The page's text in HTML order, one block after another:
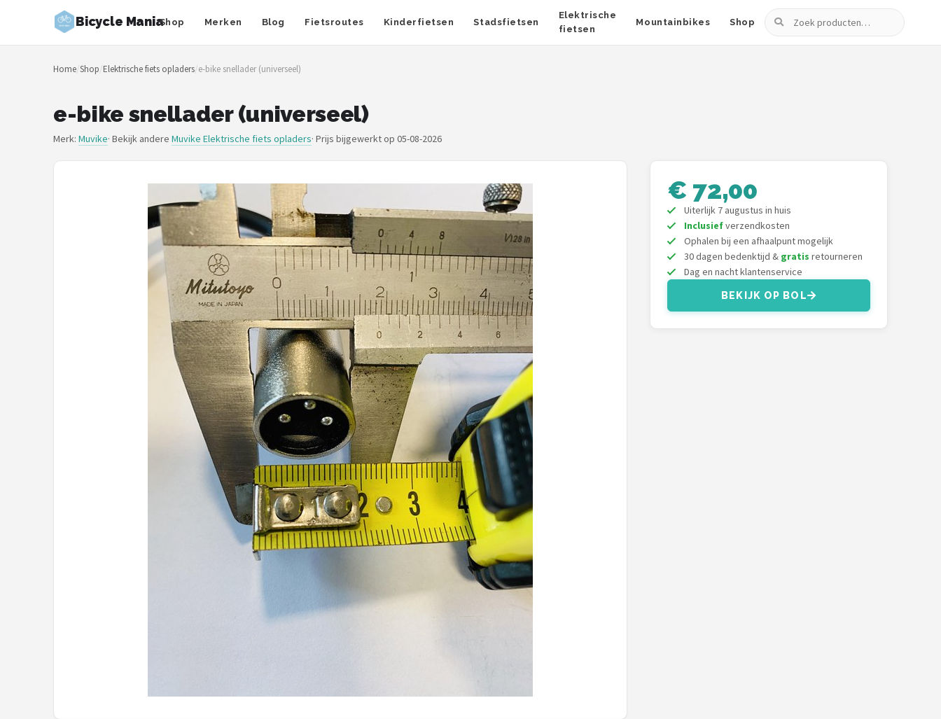
Bicycle ManiaShop Merken Blog Fietsroutes Kinderfietsen Stadsfietsen
Elektrische
fietsen
Mountainbikes Shop
Zoeken
Zoeken
NAVIGATIE
Merken
Home/Shop/Elektrische fiets opladers/e-bike snellader (universeel)
e-bike snellader (universeel)
Merk: Muvike· Bekijk andere Muvike Elektrische fiets opladers· Prijs bijgewerkt op 05-08-2026
€ 72,00
Uiterlijk 7 augustus in huis
Inclusiefverzendkosten
Ophalen bij een afhaalpunt mogelijk
30 dagen bedenktijd & gratis retourneren
Dag en nacht klantenservice
BEKIJK OP BOL